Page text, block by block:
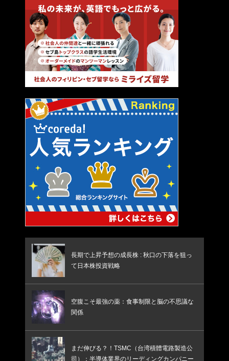
長期で上昇予想の成長株 : 秋口の下落を狙っ
て日本株投資戦略
空腹こそ最強の薬：食事制限と脳の不思議な
関係
まだ伸びる？！TSMC（台湾積體電路製造公
司）：半導体業界のリーディングカンパニー